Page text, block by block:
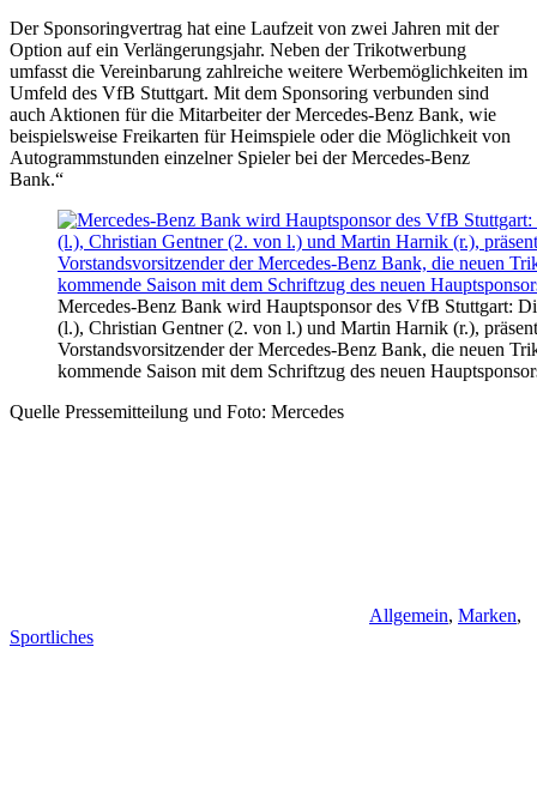
Der Sponsoringvertrag hat eine Laufzeit von zwei Jahren mit der
Option auf ein Verlängerungsjahr. Neben der Trikotwerbung
umfasst die Vereinbarung zahlreiche weitere Werbemöglichkeiten im
Umfeld des VfB Stuttgart. Mit dem Sponsoring verbunden sind
auch Aktionen für die Mitarbeiter der Mercedes-Benz Bank, wie
beispielsweise Freikarten für Heimspiele oder die Möglichkeit von
Autogrammstunden einzelner Spieler bei der Mercedes-Benz
Bank.“
Mercedes-Benz Bank wird Hauptsponsor des VfB Stuttgart:
(l.), Christian Gentner (2. von l.) und Martin Harnik (r.),
Vorstandsvorsitzender der Mercedes-Benz Bank, die neuen
kommende Saison mit dem Schriftzug des neuen
Quelle Pressemitteilung und Foto: Mercedes
Allgemein, Marken,
Sportliches